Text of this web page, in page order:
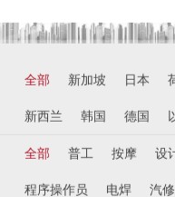
全部 新加坡 日本
新西兰 韩国 德国
全部 普工 按摩 设
程序操作员 电焊 汽修